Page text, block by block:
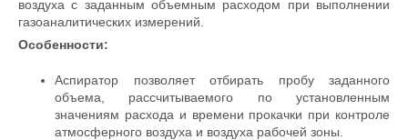
воздуха с заданным объемным расходом при выполнении
газоаналитических измерений.
Особенности:
Аспиратор позволяет отбирать пробу заданного
объема, рассчитываемого по установленным
значениям расхода и времени прокачки при контроле
атмосферного воздуха и воздуха рабочей зоны.